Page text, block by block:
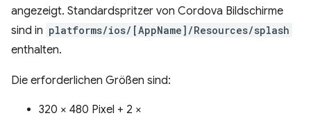
angezeigt. Standardspritzer von Cordova Bildschirme
sind in platforms/ios/[AppName]/Resources/splash
enthalten.
Die erforderlichen Größen sind:
320 × 480 Pixel + 2 ×